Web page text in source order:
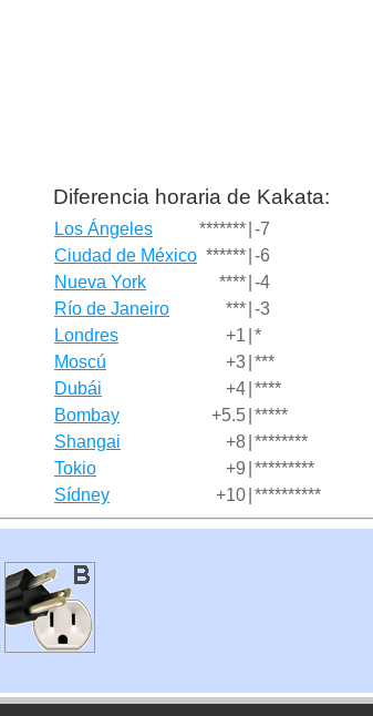
Diferencia horaria de Kakata:
Los Ángeles ******* -7
Ciudad de México ****** -6
Nueva York
**** -4
Río de Janeiro
*** -3
Londres
+1 *
Moscú
+3 ***
Dubái
+4 ****
Bombay
+5.5 *****
Shangai
+8 ********
Tokio
+9 *********
Sídney
+10 **********